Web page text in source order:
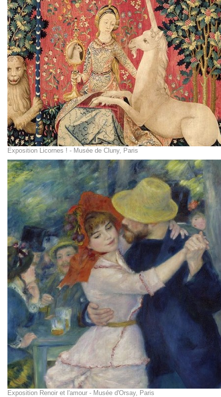
Exposition Licornes ! - Musée de Cluny, Paris
Exposition Renoir et l'amour - Musée d'Orsay, Paris